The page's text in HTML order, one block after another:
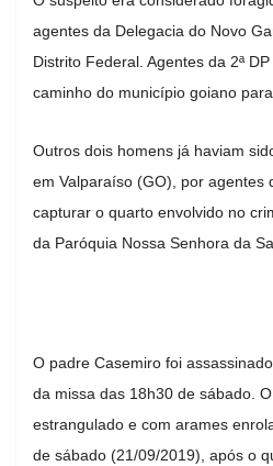
agentes da Delegacia do Novo
Distrito Federal. Agentes da 2ª
caminho do município goiano
Outros dois homens já haviam
em Valparaíso (GO), por agentes
capturar o quarto envolvido no
da Paróquia Nossa Senhora da
O padre Casemiro foi
da missa das 18h30 de sábado.
estrangulado e com arames
de sábado (21/09/2019), após o